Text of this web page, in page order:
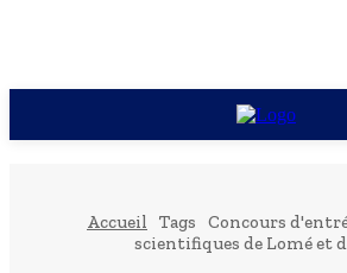
Accueil Tags
Concours
scientifiques de Lomé et